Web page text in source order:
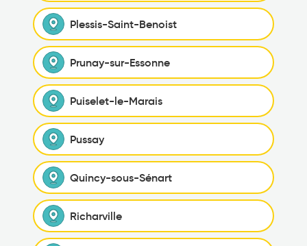
Plessis-Saint-Benoist
Prunay-sur-Essonne
Puiselet-le-Marais
Pussay
Quincy-sous-Sénart
Richarville